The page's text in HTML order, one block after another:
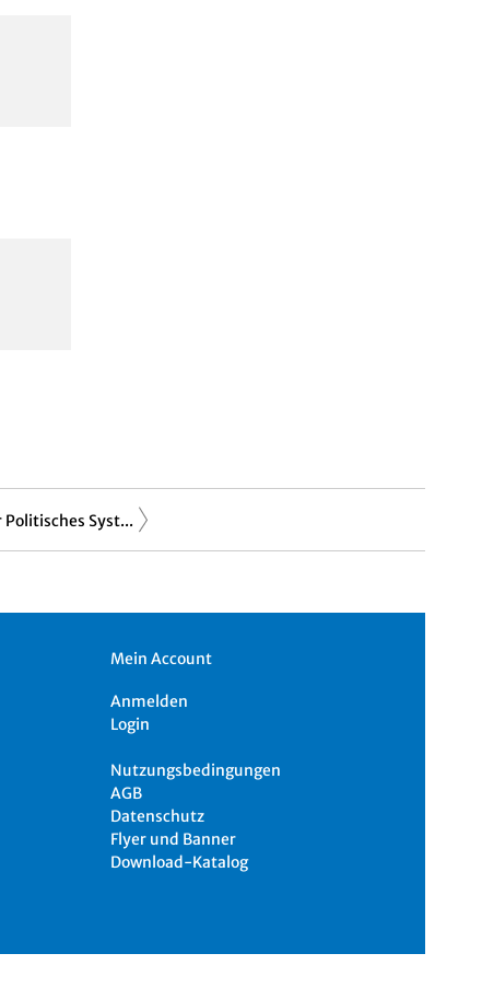
Politisches Syst...
Mein Account
Anmelden
Login
Nutzungsbedingungen
AGB
Datenschutz
Flyer und Banner
Download-Katalog